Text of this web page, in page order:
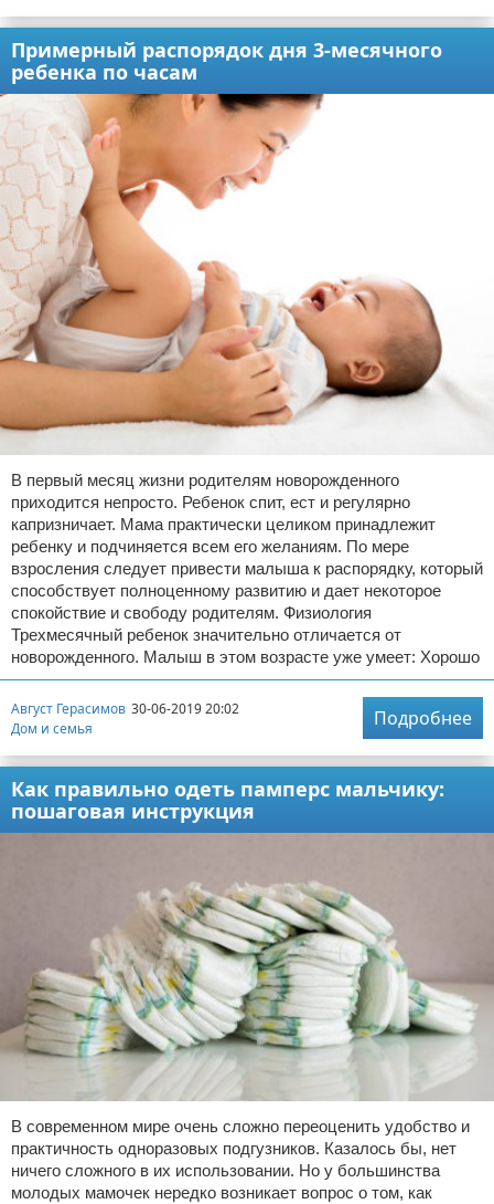
Примерный распорядок дня 3-месячного
ребенка по часам
В первый месяц жизни родителям новорожденного
приходится непросто. Ребенок спит, ест и регулярно
капризничает. Мама практически целиком принадлежит
ребенку и подчиняется всем его желаниям. По мере
взросления следует привести малыша к распорядку, который
способствует полноценному развитию и дает некоторое
спокойствие и свободу родителям. Физиология
Трехмесячный ребенок значительно отличается от
новорожденного. Малыш в этом возрасте уже умеет: Хорошо
Август Герасимов 30-06-2019 20:02
Дом и семья
Подробнее
Как правильно одеть памперс мальчику:
пошаговая инструкция
В современном мире очень сложно переоценить удобство и
практичность одноразовых подгузников. Казалось бы, нет
ничего сложного в их использовании. Но у большинства
молодых мамочек нередко возникает вопрос о том, как